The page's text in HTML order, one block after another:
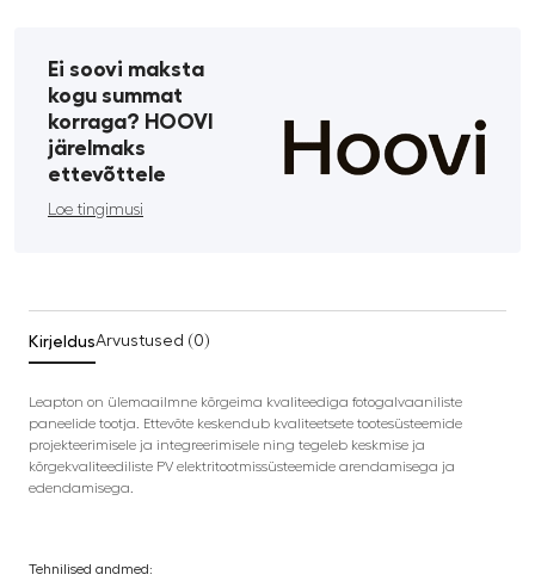
Ei soovi maksta
kogu summat
korraga? HOOVI
järelmaks
ettevõttele
Loe tingimusi
KirjeldusArvustused (0)
Leapton on ülemaailmne kõrgeima kvaliteediga fotogalvaaniliste
paneelide tootja. Ettevõte keskendub kvaliteetsete tootesüsteemide
projekteerimisele ja integreerimisele ning tegeleb keskmise ja
kõrgekvaliteediliste PV elektritootmissüsteemide arendamisega ja
edendamisega.
Tehnilised andmed: